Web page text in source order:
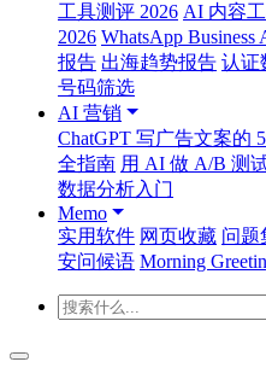
工具测评 2026 AI 内容
2026 WhatsApp
报告 出海趋势报告 认证
号码筛选
AI 营销
ChatGPT 写广告文案的
全指南 用 AI 做 A/B 测
数据分析入门
Memo
实用软件 网页收藏 问题
安问候语 Morning